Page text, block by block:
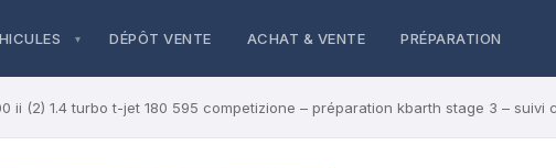
DÉPÔT VENTE ACHAT & VENTE PRÉPARATION
ii (2) 1.4 turbo t-jet 180 595 competizione – préparation kbarth stage 3 – suivi